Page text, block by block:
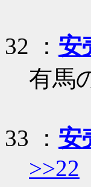
32 ： 安
有馬
33 ： 安
>>22